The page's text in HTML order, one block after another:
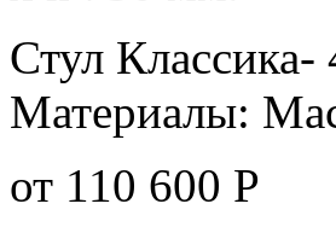
Стул
Материалы:
от 110 600 Р